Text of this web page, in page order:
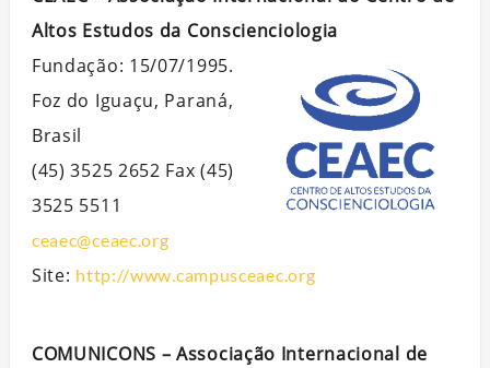
Altos Estudos da Conscienciologia
Fundação: 15/07/1995.
Foz do Iguaçu, Paraná,
Brasil
(45) 3525 2652 Fax (45)
3525 5511
ceaec@ceaec.org
Site: http://www.campusceaec.org
COMUNICONS – Associação Internacional de